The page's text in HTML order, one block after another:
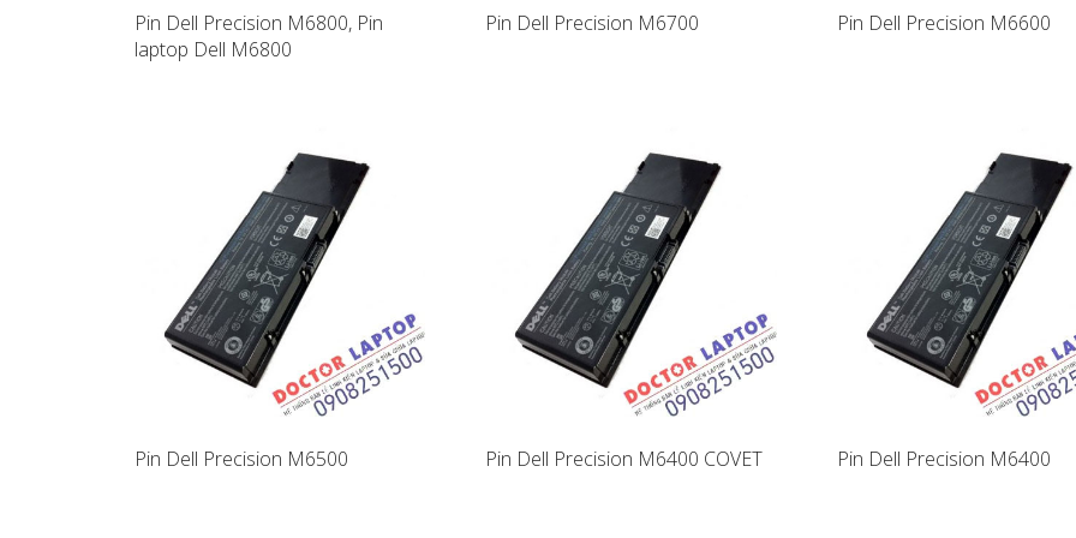
Pin Dell Precision M6800, Pin
laptop Dell M6800
Pin Dell Precision M6700 Pin Dell Precision M6600
Pin Dell Precision M6500 Pin Dell Precision M6400 COVET Pin Dell Precision M6400